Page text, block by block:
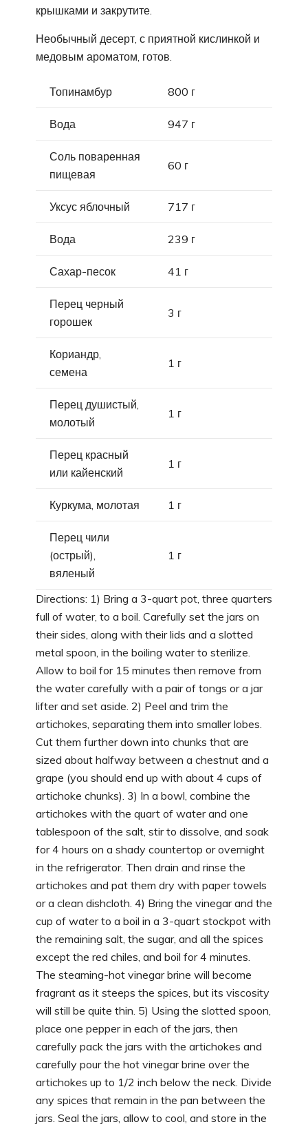
крышками и закрутите.
Необычный десерт, с приятной кислинкой и
медовым ароматом, готов.
Топинамбур 800 г
Вода 947 г
Соль поваренная
пищевая
60 г
Уксус яблочный 717 г
Вода 239 г
Сахар-песок 41 г
Перец черный
горошек
3 г
Кориандр,
семена
1 г
Перец душистый,
молотый
1 г
Перец красный
или кайенский
1 г
Куркума, молотая 1 г
Перец чили
(острый),
вяленый
1 г
Directions: 1) Bring a 3-quart pot, three quarters
full of water, to a boil. Carefully set the jars on
their sides, along with their lids and a slotted
metal spoon, in the boiling water to sterilize.
Allow to boil for 15 minutes then remove from
the water carefully with a pair of tongs or a jar
lifter and set aside. 2) Peel and trim the
artichokes, separating them into smaller lobes.
Cut them further down into chunks that are
sized about halfway between a chestnut and a
grape (you should end up with about 4 cups of
artichoke chunks). 3) In a bowl, combine the
artichokes with the quart of water and one
tablespoon of the salt, stir to dissolve, and soak
for 4 hours on a shady countertop or overnight
in the refrigerator. Then drain and rinse the
artichokes and pat them dry with paper towels
or a clean dishcloth. 4) Bring the vinegar and the
cup of water to a boil in a 3-quart stockpot with
the remaining salt, the sugar, and all the spices
except the red chiles, and boil for 4 minutes.
The steaming-hot vinegar brine will become
fragrant as it steeps the spices, but its viscosity
will still be quite thin. 5) Using the slotted spoon,
place one pepper in each of the jars, then
carefully pack the jars with the artichokes and
carefully pour the hot vinegar brine over the
artichokes up to 1/2 inch below the neck. Divide
any spices that remain in the pan between the
jars. Seal the jars, allow to cool, and store in the